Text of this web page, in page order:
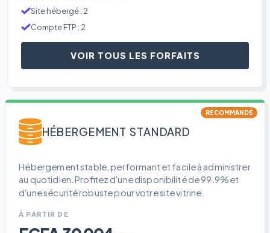
Site hébergé : 2
Compte FTP : 2
VOIR TOUS LES FORFAITS
RECOMMANDÉ
HÉBERGEMENT STANDARD
Hébergement stable, performant et facile à administrer
au quotidien. Profitez d'une disponibilité de 99.9% et
d'une sécurité robuste pour votre site vitrine.
À PARTIR DE